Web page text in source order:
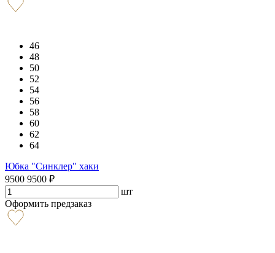
46
48
50
52
54
56
58
60
62
64
Юбка "Синклер" хаки
9500 9500 ₽
шт
Оформить предзаказ